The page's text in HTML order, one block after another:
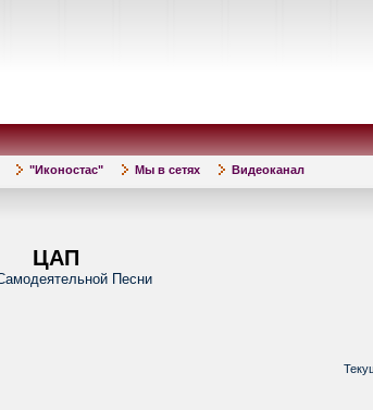
"Иконостас" Мы в сетях Видеоканал
ЦАП
Песни